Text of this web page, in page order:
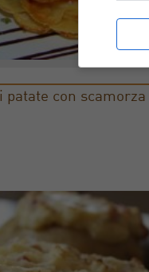
patate con scamorza